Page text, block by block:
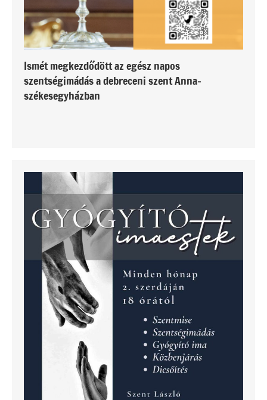
Ismét megkezdődött az egész napos
szentségimádás a debreceni szent Anna-
székesegyházban